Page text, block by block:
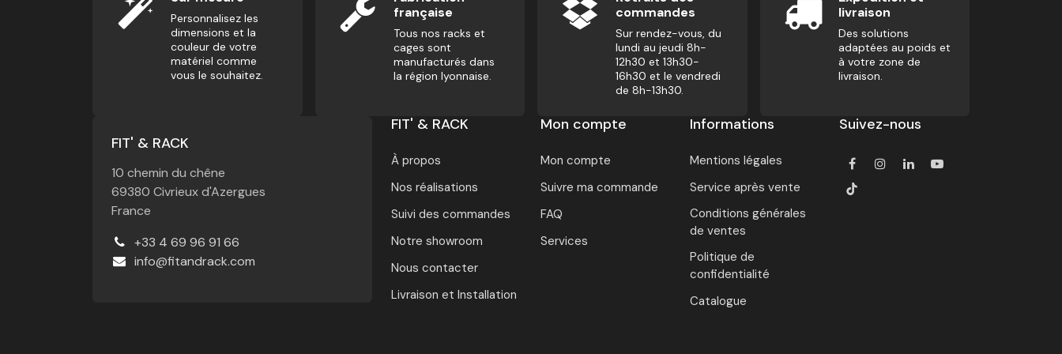
Personnalisez les
dimensions et la
couleur de votre
matériel comme
vous le souhaitez.
française
Tous nos racks et
cages sont
manufacturés dans
la région lyonnaise.
commandes
Sur rendez-vous, du
lundi au jeudi 8h-
12h30 et 13h30-
16h30 et le vendredi
de 8h-13h30.
livraison
Des solutions
adaptées au poids et
à votre zone de
livraison.
FIT' & RACK
10 chemin du chêne
69380 Civrieux d'Azergues
France
+33 4 69 96 91 66
info@fitandrack.com
FIT' & RACK
À propos
Nos réalisations
Suivi des commandes
Notre showroom
Nous contacter
Livraison et Installation
Mon compte
Mon compte
Suivre ma commande
FAQ
Services
Informations
Mentions légales
Service après vente
Conditions générales
de ventes
Politique de
confidentialité
Catalogue
Suivez-nous